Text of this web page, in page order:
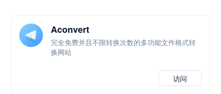
Aconvert
完全免费并且不限转换次数的多功能文件格式转
换网站
访问